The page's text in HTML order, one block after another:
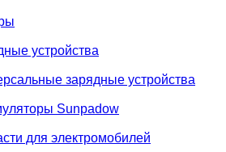
устройства
зарядные устройства
Sunpadow
для электромобилей